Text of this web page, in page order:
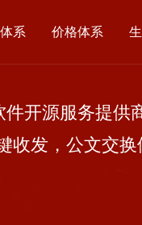
系 价格体系
源服务提供商
收发，公文交